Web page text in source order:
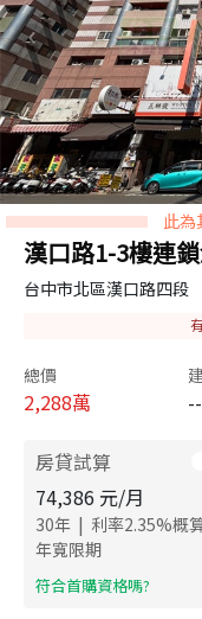
此
漢口路1-3樓連
台中市北區漢口路四段
總價
2,288萬 --
房貸試算
74,386 元/月
30年 | 利率2.35%概
年寬限期
​符合首購資格嗎?